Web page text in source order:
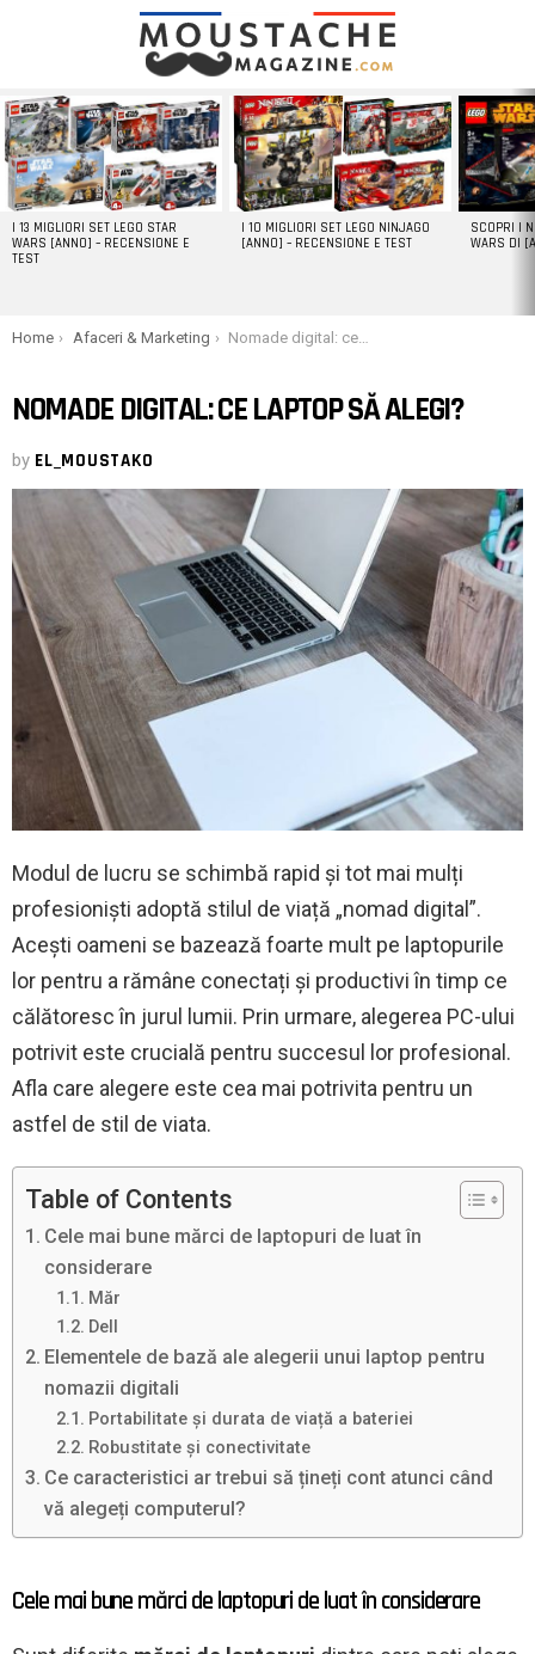
LATEST
STORIES
I 13 MIGLIORI SET LEGO STAR
WARS [ANNO] – RECENSIONE E
TEST
I 10 MIGLIORI SET LEGO NINJAGO
[ANNO] – RECENSIONE E TEST
SCOPRI I
WARS DI
You are here:
Home Afaceri & Marketing Nomade digital: ce laptop să alegi?
NOMADE DIGITAL: CE LAPTOP SĂ ALEGI?
by EL_MOUSTAKO
Modul de lucru se schimbă rapid și tot mai mulți
profesioniști adoptă stilul de viață „nomad digital”.
Acești oameni se bazează foarte mult pe laptopurile
lor pentru a rămâne conectați și productivi în timp ce
călătoresc în jurul lumii. Prin urmare, alegerea PC-ului
potrivit este crucială pentru succesul lor profesional.
Afla care alegere este cea mai potrivita pentru un
astfel de stil de viata.
Table of Contents
Cele mai bune mărci de laptopuri de luat în
considerare
Măr
Dell
Elementele de bază ale alegerii unui laptop pentru
nomazii digitali
Portabilitate și durata de viață a bateriei
Robustitate și conectivitate
Ce caracteristici ar trebui să țineți cont atunci când
vă alegeți computerul?
Cele mai bune mărci de laptopuri de luat în considerare